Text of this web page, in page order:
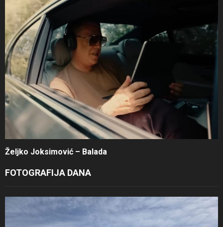
Željko Joksimović – Balada
FOTOGRAFIJA DANA